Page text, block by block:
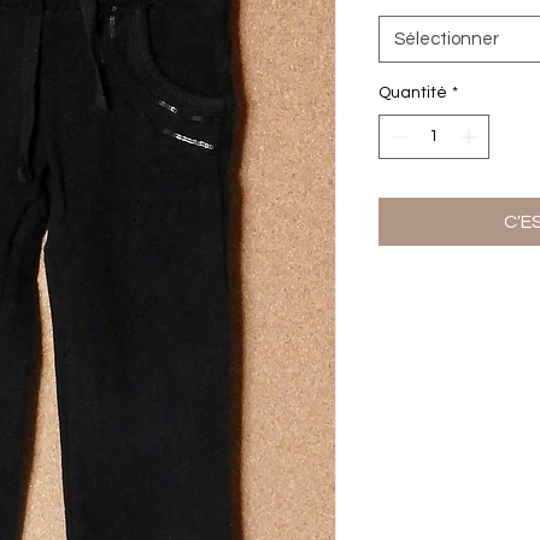
Sélectionner
Quantité *